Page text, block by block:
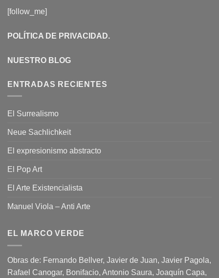
[follow_me]
POLÍTICA DE PRIVACIDAD.
NUESTRO BLOG
ENTRADAS RECIENTES
El Surrealismo
Neue Sachlichkeit
El expresionismo abstracto
El Pop Art
El Arte Existencialista
Manuel Viola – Anti Arte
EL MARCO VERDE
Obras de: Fernando Bellver, Javier de Juan, Javier Pagola,
Rafael Canogar, Bonifacio, Antonio Saura, Joaquín Capa,